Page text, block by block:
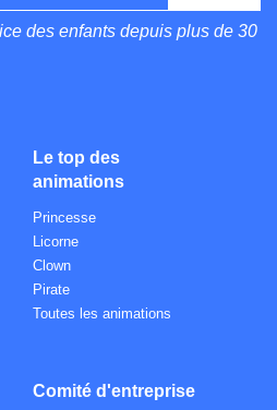
des enfants depuis plus de 30
Le top des
animations
Princesse
Licorne
Clown
Pirate
Toutes les animations
Comité d'entreprise